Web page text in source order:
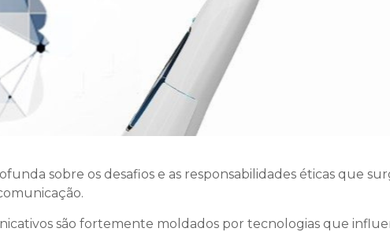
sobre os desafios e as responsabilidades éticas que
são fortemente moldados por tecnologias que